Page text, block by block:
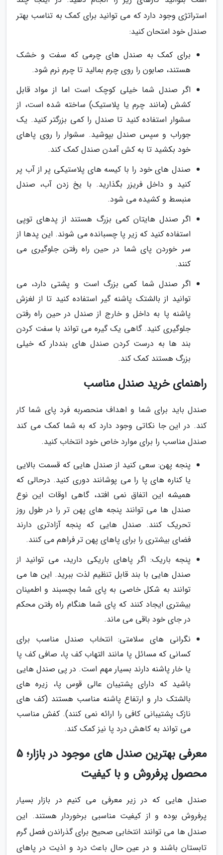
استراتژی وجود دارد که می توانید برای کمک به تناسب بهتر
صندل خود امتحان کنید:
برای کمک به صندل های چرمی که سفت و خشک
هستند، صابون را روی چرم بمالید تا چرم نرم شود.
اگر صندل شما خیلی کوچک است اما از مواد قابل
کشش (مانند چرم یا پلاستیک) ساخته شده است، از
سشوار استفاده کنید تا صندل را کمی بزرگتر کنید. یک
جوراب و سپس صندل بپوشید. سشوار را روی پاهای
خود بکشید تا به کش آمدن صندل کمک کند.
صندل های خود را با کیسه های پلاستیکی پر از آب پر
کنید و داخل فریزر بگذارید. با یخ زدن آب، صندل
منبسط و کشیده می شود.
اگر صندل هایتان کمی بزرگ هستند از پدهای توپی
استفاده کنید که زیر پا چسبانده می شوند. این پدها از
سر خوردن پای شما در حین راه رفتن جلوگیری می
کنند.
اگر صندل شما کمی بزرگ است و پشتی دارد، می
توانید از بالشتک پاشنه گیر استفاده کنید تا از لغزش
پاشنه پا به داخل و خارج از صندل در حین راه رفتن
جلوگیری کنید. گاهی یک گیره می تواند با سفت کردن
بند ها به درست کردن صندل های بنددار که خیلی
بزرگ هستند کمک کند.
راهنمای خرید صندل مناسب
صندل باید برای شما و اهداف منحصربه فرد پای شما کار
کند. در این جا نکاتی وجود دارد که به شما کمک می کند
صندل مناسب را برای موارد خاص خود انتخاب کنید.
پنجه پهن: سعی کنید از صندل هایی که قسمت بالایی
یا کناره های پا را می پوشانند دوری کنید. درحالی که
همیشه این اتفاق نمی افتد، گاهی اوقات این نوع
صندل ها می توانند پنجه های پهن تر را در طول روز
تحریک کنند. صندل هایی که پنجه آزادتری دارند
فضای بیشتری را برای پاهای پهن تر فراهم می کنند.
پنجه باریک: اگر پاهای باریکی دارید، می توانید از
صندل هایی با بند قابل تنظیم لذت ببرید. این ها می
توانند به شکل خاصی به پای شما بچسبند و اطمینان
بیشتری ایجاد کنند که پای شما هنگام راه رفتن محکم
در جای خود باقی می ماند.
نگرانی های سلامتی: انتخاب صندل مناسب برای
کسانی که مسائل پا مانند التهاب کف پا، صافی کف پا
یا خار پاشنه دارند بسیار مهم است. در پی صندل هایی
باشید که دارای پشتیبان عالی قوس پا، زیره های
بالشتک دار و ارتفاع پاشنه مناسب هستند (کف های
نازک پشتیبانی کافی را ارائه نمی کنند). کفش مناسب
می تواند به کاهش درد پا نیز کمک کند.
معرفی بهترین صندل های موجود در بازار؛ 5
محصول پرفروش و با کیفیت
صندل هایی که در زیر معرفی می کنیم در بازار بسیار
پرفروش بوده و از کیفیت مناسبی برخوردار هستند. این
صندل ها می توانند انتخابی صحیح برای گذراندن فصل گرم
تابستان باشند و در عین حال باعث درد و اذیت در پاهای